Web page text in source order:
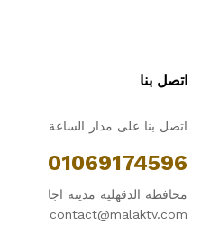
اتصل بنا
اتصل بنا على مدار الساعة
01069174596
محافظة الدقهليه مدينة اجا
contact@malaktv.com